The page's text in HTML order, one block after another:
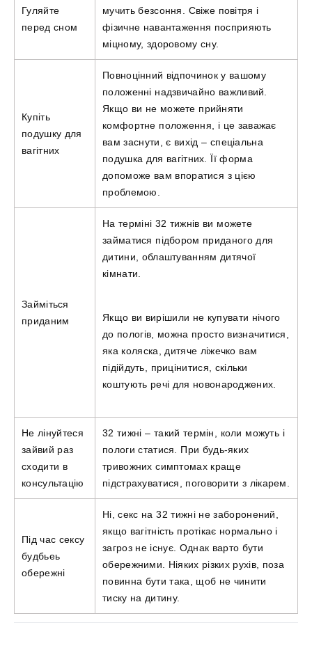
Гуляйте
перед сном
мучить безсоння. Свіже повітря і
фізичне навантаження посприяють
міцному, здоровому сну.
Купіть
подушку для
вагітних
Повноцінний відпочинок у вашому
положенні надзвичайно важливий.
Якщо ви не можете прийняти
комфортне положення, і це заважає
вам заснути, є вихід – спеціальна
подушка для вагітних. Її форма
допоможе вам впоратися з цією
проблемою.
Займіться
приданим
На терміні 32 тижнів ви можете
займатися підбором приданого для
дитини, облаштуванням дитячої
кімнати.
Якщо ви вирішили не купувати нічого
до пологів, можна просто визначитися,
яка коляска, дитяче ліжечко вам
підійдуть, прицінитися, скільки
коштують речі для новонароджених.
Не лінуйтеся
зайвий раз
сходити в
консультацію
32 тижні – такий термін, коли можуть і
пологи статися. При будь-яких
тривожних симптомах краще
підстрахуватися, поговорити з лікарем.
Під час сексу
будбьеь
обережні
Ні, секс на 32 тижні не заборонений,
якщо вагітність протікає нормально і
загроз не існує. Однак варто бути
обережними. Ніяких різких рухів, поза
повинна бути така, щоб не чинити
тиску на дитину.